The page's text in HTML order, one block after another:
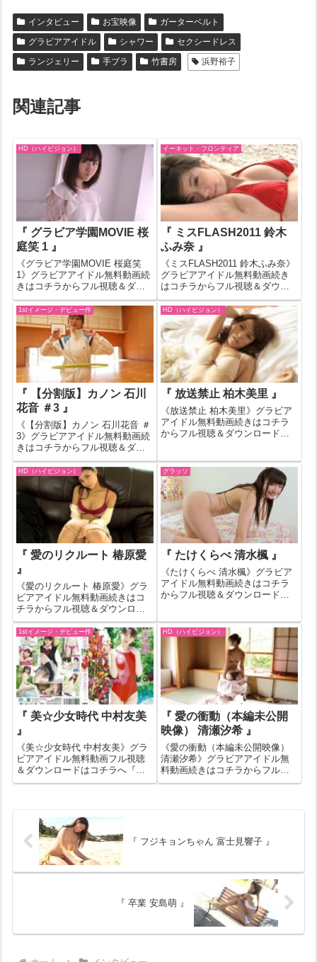
インタビュー お宝映像
ガーターベルト
グラビアアイドル
シャワー
セクシードレス
ランジェリー
手ブラ 竹書房 浜野裕子
関連記事
HD（ハイビジョン）
『 グラビア学園MOVIE 桜
庭笑 1 』
《グラビア学園MOVIE 桜庭笑
1》グラビアアイドル無料動画続
きはコチラからフル視聴＆ダウ
ンロードはコチラへ『グラビア
学園MOVIE 桜庭笑 1』の作品ID
が391833のグラビアアイドル無
料動画紹介！一部作品はお試し
無料動画が見れない場...
イーネット・フロンティア
『 ミスFLASH2011 鈴木
ふみ奈 』
《ミスFLASH2011 鈴木ふみ奈》
グラビアアイドル無料動画続き
はコチラからフル視聴＆ダウン
ロードはコチラへ『ミス
FLASH2011 鈴木ふみ奈』の作品
IDが128973のグラビアアイドル
無料動画紹介！一部作品はお試
し無料動画が見れない場...
1stイメージ・デビュー作
『 【分割版】カノン 石川
花音 ＃3 』
《【分割版】カノン 石川花音 ＃
3》グラビアアイドル無料動画続
きはコチラからフル視聴＆ダウ
ンロードはコチラへ『【分割
版】カノン 石川花音 ＃3』の作
品IDが541583のグラビアアイド
ル無料動画紹介！一部作品はお
試し無料動画が見れない場合
HD（ハイビジョン）
『 放送禁止 柏木美里 』
《放送禁止 柏木美里》グラビア
アイドル無料動画続きはコチラ
からフル視聴＆ダウンロードは
イドル無料動画紹介！一部作品
はお試し無料動画が見れない場
合もあります。その場合はバナ
ーク...
HD（ハイビジョン）
『 愛のリクルート 椿原愛
』
《愛のリクルート 椿原愛》グラ
ビアアイドル無料動画続きはコ
チラからフル視聴＆ダウンロー
ドはコチラへ『愛のリクルート
椿原愛』の作品IDが350156のグ
ラビアアイドル無料動画紹介！
一部作品はお試し無料動画が見
れない場合もあります。その場
合は...
グラッソ
『 たけくらべ 清水楓 』
《たけくらべ 清水楓》グラビア
アイドル無料動画続きはコチラ
からフル視聴＆ダウンロードは
イドル無料動画紹介！一部作品
はお試し無料動画が見れない場
合もあります。その場合はバナ
ーク...
1stイメージ・デビュー作
『 美☆少女時代 中村友美
』
《美☆少女時代 中村友美》グラ
ビアアイドル無料動画フル視聴
＆ダウンロードはコチラへ『美
☆少女時代 中村友美』の作品ID
無料動画が見れない場合もあり
ます。その場合はバナークリッ
クで...
HD（ハイビジョン）
『 愛の衝動（本編未公開
映像） 清瀬汐希 』
《愛の衝動（本編未公開映像）
清瀬汐希》グラビアアイドル無
料動画続きはコチラからフル視
聴＆ダウンロードはコチラへ
が見れな...
『 フジキョンちゃん 富士見響子 』
『 卒業 安島萌 』